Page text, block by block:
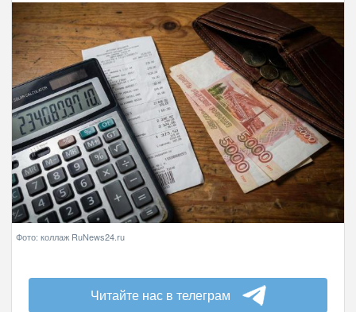
Фото: коллаж RuNews24.ru
Читайте нас в телеграм